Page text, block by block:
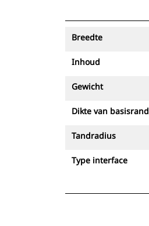
Breedte
Inhoud
Gewicht
Dikte van basisrand
Tandradius
Type interface